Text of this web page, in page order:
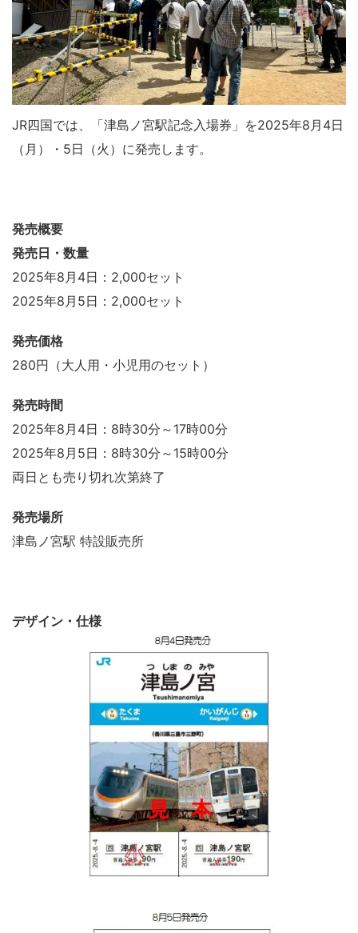
JR四国では、「津島ノ宮駅記念入場券」を2025年8月4日
（月）・5日（火）に発売します。
発売概要
発売日・数量
2025年8月4日：2,000セット
2025年8月5日：2,000セット
発売価格
280円（大人用・小児用のセット）
発売時間
2025年8月4日：8時30分～17時00分
2025年8月5日：8時30分～15時00分
両日とも売り切れ次第終了
発売場所
津島ノ宮駅 特設販売所
デザイン・仕様